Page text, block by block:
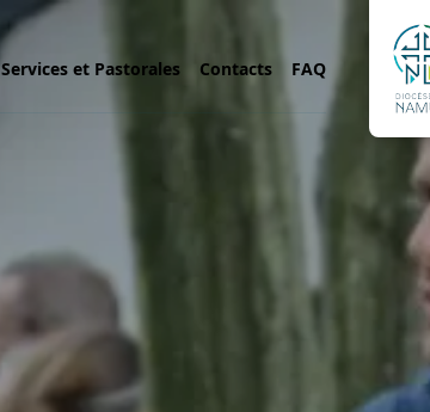
Services et Pastorales Contacts FAQ